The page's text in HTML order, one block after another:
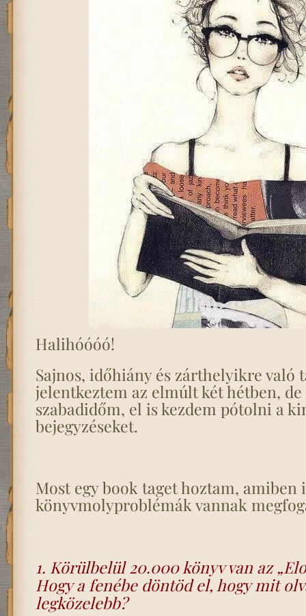
Halihóóóó!
Sajnos, időhiány és zárthelyikre való
jelentkeztem az elmúlt két hétben,
szabadidőm, el is kezdem pótolni a
bejegyzéseket.
Most egy book taget hoztam, amiben
könyvmolyproblémák vannak
1. Körülbelül 20.000 könyv van az
Hogy a fenébe döntöd el, hogy mit
legközelebb?